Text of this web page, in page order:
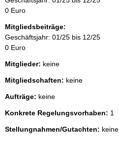
0 Euro
Mitgliedsbeiträge:
Geschäftsjahr: 01/25 bis 12/25
0 Euro
Mitglieder: keine
Mitgliedschaften: keine
Aufträge: keine
Konkrete Regelungsvorhaben: 1
Stellungnahmen/Gutachten: keine